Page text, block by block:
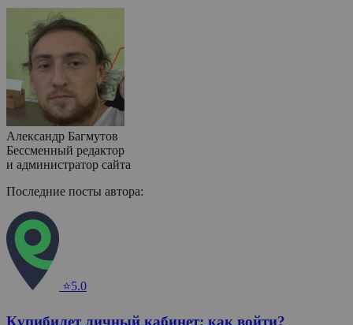
Александр Багмутов
Бессменный редактор
и администратор сайта
Последние посты автора:
⭐5.0
Купибилет личный кабинет: как войти?